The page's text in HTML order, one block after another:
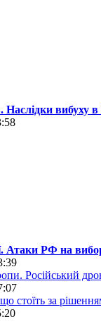
Наслідки вибуху
Атаки РФ на
Російський
стоїть за